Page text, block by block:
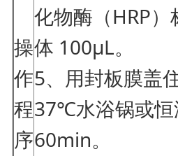
操
作
程
序
化物酶（HRP
体 100μL。
5、用封板膜盖
37℃水浴锅或恒
60min。